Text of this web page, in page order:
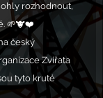
rozhodnout,
🌱🐮❤️
český
Zvířata
tyto kruté